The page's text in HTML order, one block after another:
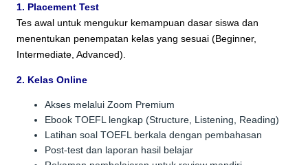
1. Placement Test
Tes awal untuk mengukur kemampuan dasar siswa dan
menentukan penempatan kelas yang sesuai (Beginner,
Intermediate, Advanced).
2. Kelas Online
Akses melalui Zoom Premium
Ebook TOEFL lengkap (Structure, Listening, Reading)
Latihan soal TOEFL berkala dengan pembahasan
Post-test dan laporan hasil belajar